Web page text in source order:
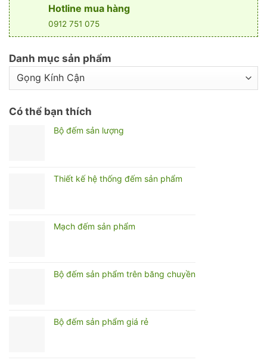
Hotline mua hàng
0912 751 075
Danh mục sản phẩm
Có thể bạn thích
Bộ đếm sản lượng
Thiết kế hệ thống đếm sản phẩm
Mạch đếm sản phẩm
Bộ đếm sản phẩm trên băng chuyền
Bộ đếm sản phẩm giá rẻ